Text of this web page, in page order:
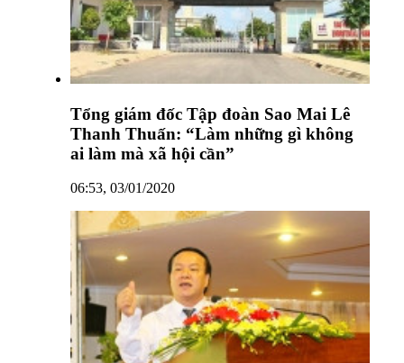
Tổng giám đốc Tập đoàn Sao Mai Lê
Thanh Thuấn: “Làm những gì không
ai làm mà xã hội cần”
06:53, 03/01/2020